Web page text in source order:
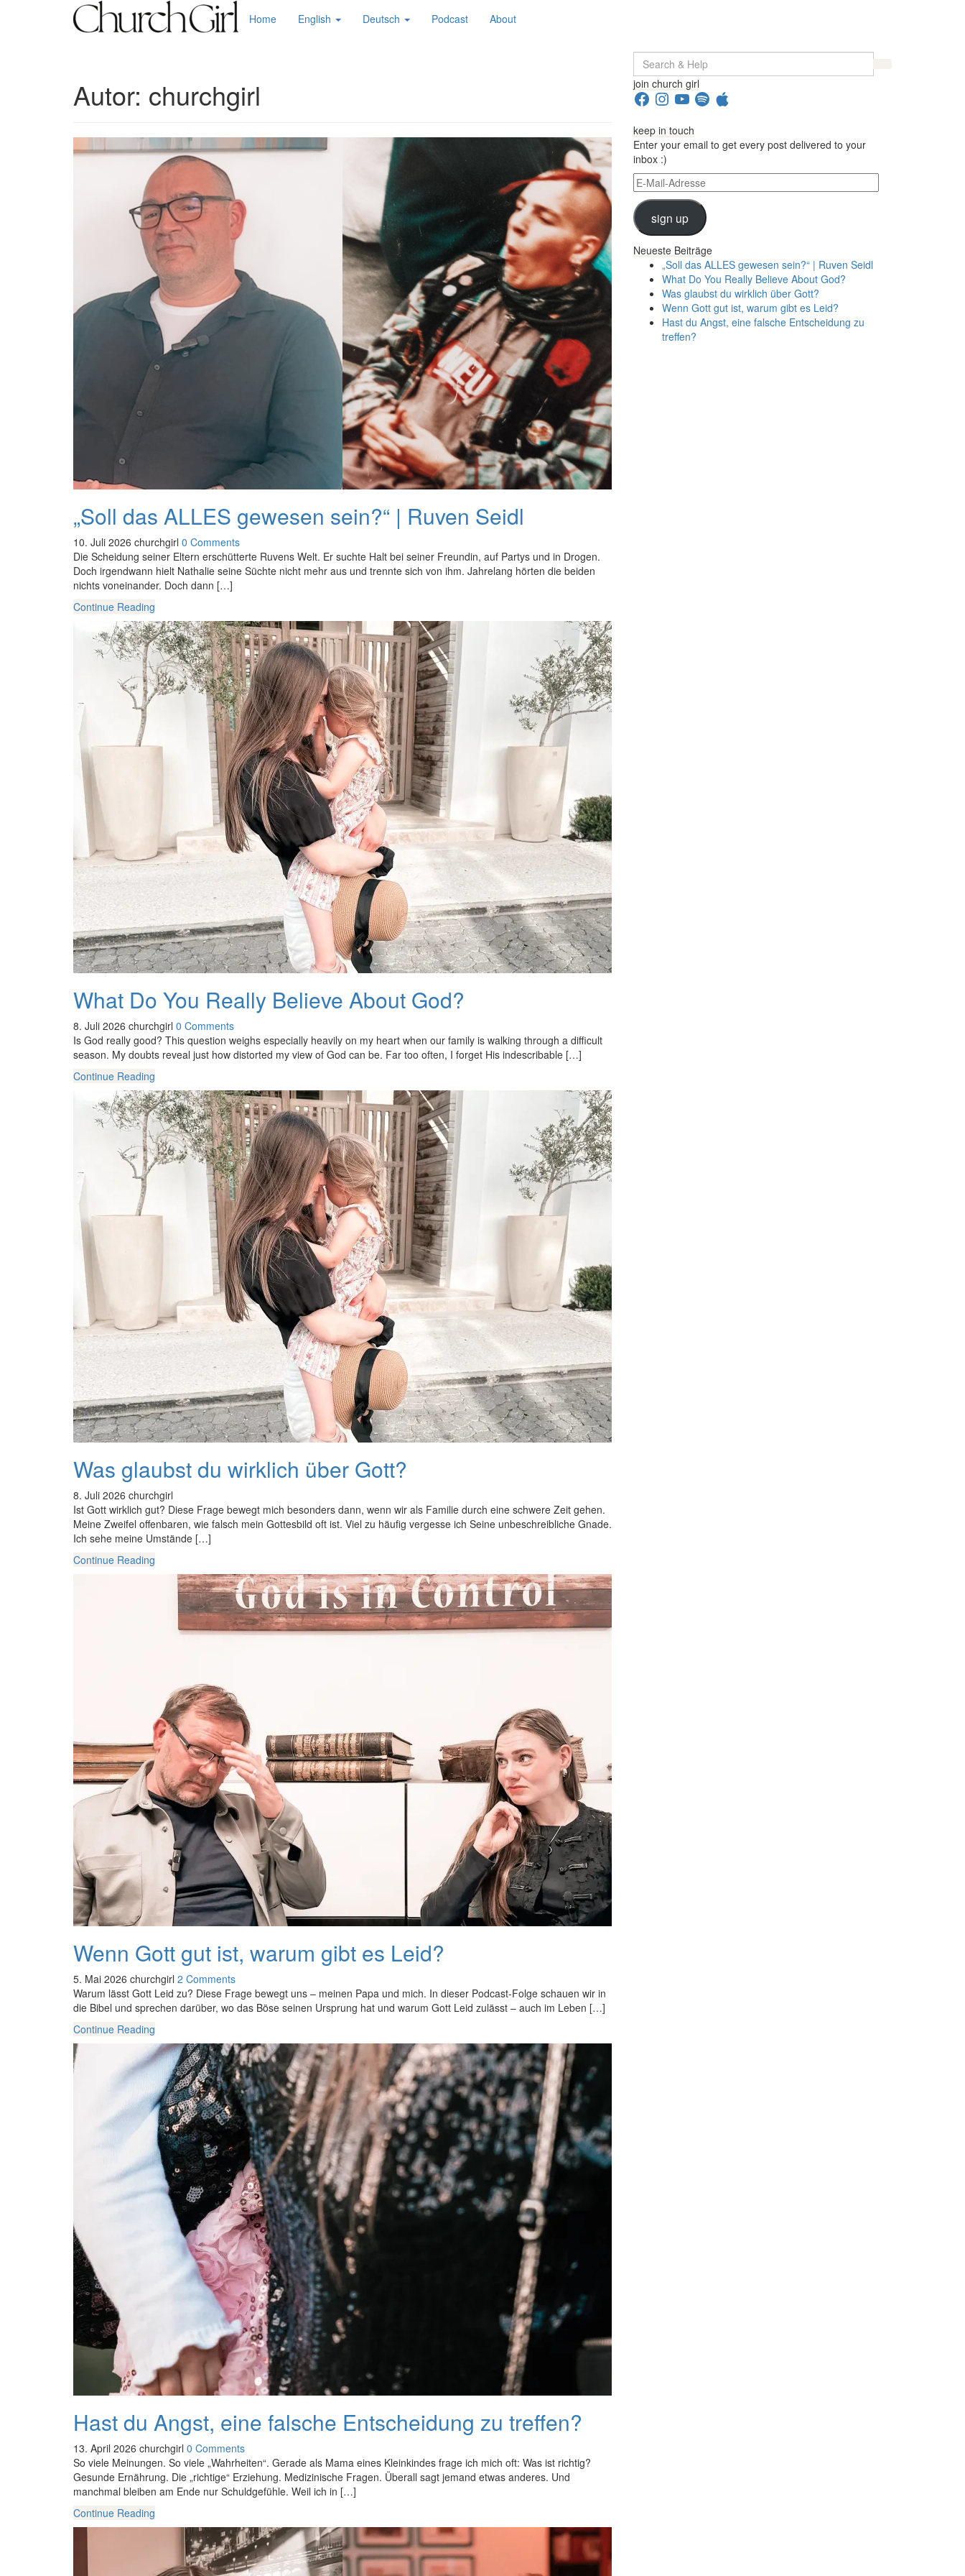
Home English Deutsch Podcast About
Autor: churchgirl
„Soll das ALLES gewesen sein?“ | Ruven Seidl
10. Juli 2026 churchgirl 0 Comments
Die Scheidung seiner Eltern erschütterte Ruvens Welt. Er suchte Halt bei seiner Freundin, auf Partys und in Drogen.
Doch irgendwann hielt Nathalie seine Süchte nicht mehr aus und trennte sich von ihm. Jahrelang hörten die beiden
nichts voneinander. Doch dann […]
Continue Reading
What Do You Really Believe About God?
8. Juli 2026 churchgirl 0 Comments
Is God really good? This question weighs especially heavily on my heart when our family is walking through a difficult
season. My doubts reveal just how distorted my view of God can be. Far too often, I forget His indescribable […]
Continue Reading
Was glaubst du wirklich über Gott?
8. Juli 2026 churchgirl
Ist Gott wirklich gut? Diese Frage bewegt mich besonders dann, wenn wir als Familie durch eine schwere Zeit gehen.
Meine Zweifel offenbaren, wie falsch mein Gottesbild oft ist. Viel zu häufig vergesse ich Seine unbeschreibliche Gnade.
Ich sehe meine Umstände […]
Continue Reading
Wenn Gott gut ist, warum gibt es Leid?
5. Mai 2026 churchgirl 2 Comments
Warum lässt Gott Leid zu? Diese Frage bewegt uns – meinen Papa und mich. In dieser Podcast-Folge schauen wir in
die Bibel und sprechen darüber, wo das Böse seinen Ursprung hat und warum Gott Leid zulässt – auch im Leben […]
Continue Reading
Hast du Angst, eine falsche Entscheidung zu treffen?
13. April 2026 churchgirl 0 Comments
So viele Meinungen. So viele „Wahrheiten“. Gerade als Mama eines Kleinkindes frage ich mich oft: Was ist richtig?
Gesunde Ernährung. Die „richtige“ Erziehung. Medizinische Fragen. Überall sagt jemand etwas anderes. Und
manchmal bleiben am Ende nur Schuldgefühle. Weil ich in […]
Continue Reading
Search
for:
join church girl
FacebookInstagram
YouTubeSpotifyApple
keep in touch
Enter your email to get every post delivered to your
inbox :)
E-
Mail-
Adresse
sign up
Neueste Beiträge
„Soll das ALLES gewesen sein?“ | Ruven Seidl
What Do You Really Believe About God?
Was glaubst du wirklich über Gott?
Wenn Gott gut ist, warum gibt es Leid?
Hast du Angst, eine falsche Entscheidung zu
treffen?